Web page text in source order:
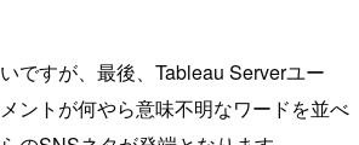
ですが、最後、Tableau Serverユー
ントが何やら意味不明なワードを並べ